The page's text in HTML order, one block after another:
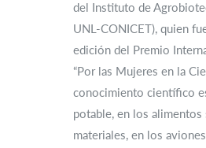
del Instituto de
UNL-CONICET), quien
edición del Premio
“Por las Mujeres en la
conocimiento científico
potable, en los alimentos
materiales, en los